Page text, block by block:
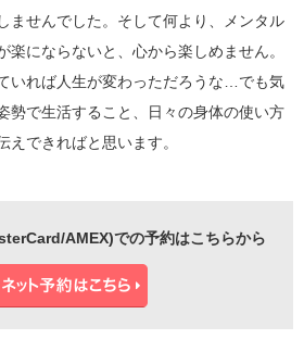
ませんでした。そして何より、メンタル
楽にならないと、心から楽しめません。
いれば人生が変わっただろうな…でも気
勢で生活すること、日々の身体の使い方
えできればと思います。
AMEX)での予約はこちらから